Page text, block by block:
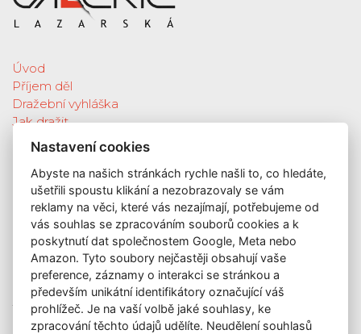
Úvod
Příjem děl
Dražební vyhláška
Jak dražit
Galerie
Katalog vydražených děl
O nás
GDPR
Kontakt
KONTAKT
GALERIE LAZARSKÁ
Lazarská 7
110 00 Praha 1
Nastavení cookies
Abyste na našich stránkách rychle našli to, co hledáte,
ušetřili spoustu klikání a nezobrazovaly se vám
reklamy na věci, které vás nezajímají, potřebujeme od
vás souhlas se zpracováním souborů cookies a k
poskytnutí dat společnostem Google, Meta nebo
Amazon. Tyto soubory nejčastěji obsahují vaše
preference, záznamy o interakci se stránkou a
především unikátní identifikátory označující váš
prohlížeč. Je na vaší volbě jaké souhlasy, ke
zpracování těchto údajů udělíte. Neudělení souhlasů